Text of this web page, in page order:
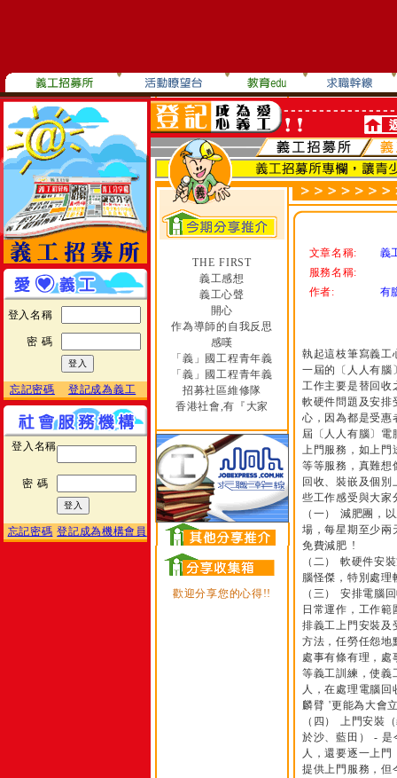
登入名稱
密 碼
忘記密碼 登記成為義工
登入名稱
密 碼
忘記密碼 登記成為機構會員
THE FIRST
義工感想
義工心聲
開心
作為導師的自我反思
感嘆
「義」國工程青年義
「義」國工程青年義
招募社區維修隊
香港社會,有『大家
歡迎分享您的心得!!
文章名稱:
義
服務名稱:
作者:
有
執起這枝筆寫義工
一屆的〔人人有腦
工作主要是替回收
軟硬件問題及安排
心，因為都是受惠
屆〔人人有腦〕電
上門服務，如上
等等服務，真難想
回收、裝嵌及個
些工作感受與大家
（一） 減肥團，
場，每星期至少兩
免費減肥 !
（二） 軟硬件安
腦怪傑，特別處理
（三） 安排電腦
日常運作，工作
排義工上門安裝及
方法，任勞任怨地
處事有條有理，處
等義工訓練，使
人，在處理電腦
麟臂 '更能為大會
（四） 上門安裝
於沙、藍田） - 是
人，還要逐一上
提供上門服務，但